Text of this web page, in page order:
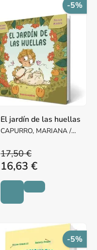
-5%
El jardín de las huellas
CAPURRO, MARIANA /
17,50 €
16,63 €
-5%